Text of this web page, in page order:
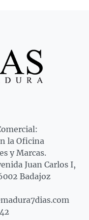
la Oficina
y Marcas.
Juan Carlos I,
Badajoz